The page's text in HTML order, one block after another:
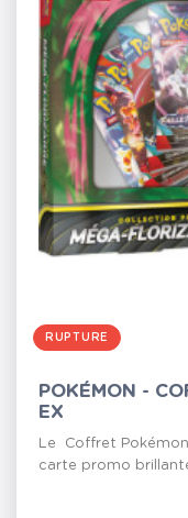
RUPTURE
POKÉMON -
EX
Le Coffret
carte promo